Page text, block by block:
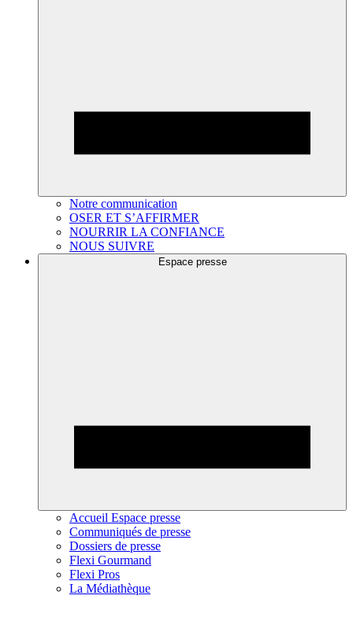
Notre communication
OSER ET S’AFFIRMER
NOURRIR LA CONFIANCE
NOUS SUIVRE
Espace presse
Accueil Espace presse
Communiqués de presse
Dossiers de presse
Flexi Gourmand
Flexi Pros
La Médiathèque